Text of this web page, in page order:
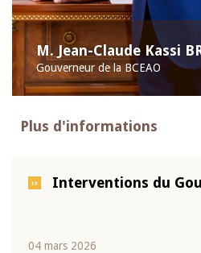
M. Jean-Claude Kassi
Gouverneur de la BCEAO
Plus d'informations
Interventions du
04 mars 2026